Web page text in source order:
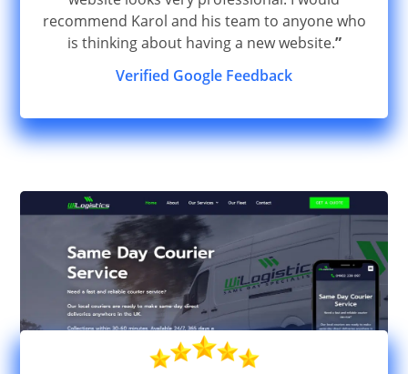
recommend Karol and his team to anyone who
is thinking about having a new website.”
Verified Google Feedback